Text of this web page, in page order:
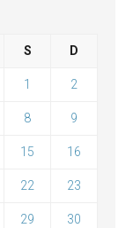
S D
1 2
8 9
15 16
22 23
29 30